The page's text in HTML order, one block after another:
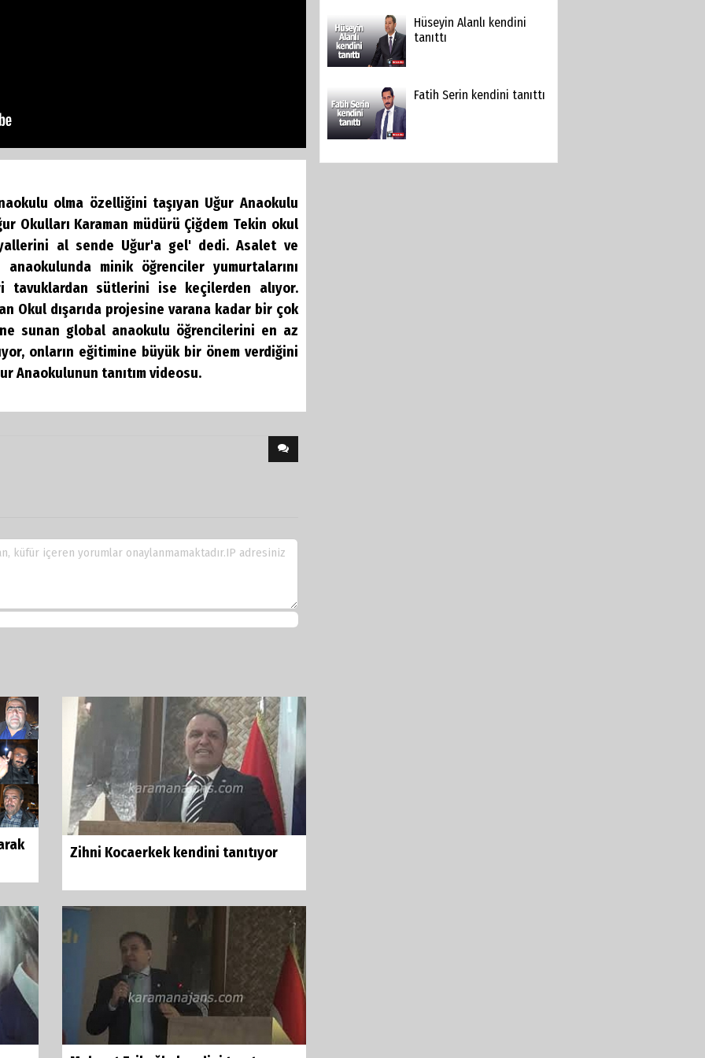
olma özelliğini taşıyan Uğur Anaokulu
Okulları Karaman müdürü Çiğdem Tekin okul
al sende Uğur'a gel' dedi. Asalet ve
minik öğrenciler yumurtalarını
sütlerini ise keçilerden alıyor.
Okul dışarıda projesine varana kadar bir çok
sunan global anaokulu öğrencilerini en az
onların eğitimine büyük bir önem verdiğini
Anaokulunun tanıtım videosu.
Zihni Kocaerkek kendini tanıtıyor
Hüseyin Alanlı kendini
tanıttı
Fatih Serin kendini tanıttı